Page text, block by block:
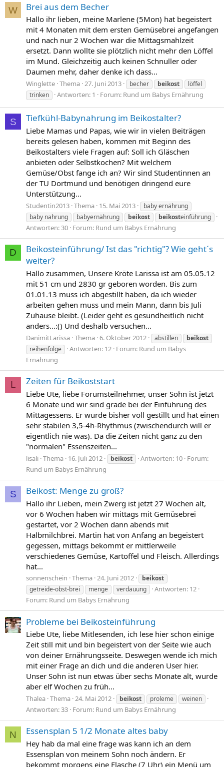
W Brei aus dem Becher
Hallo ihr lieben, meine Marlene (5Mon) hat begeistert
mit 4 Monaten mit dem ersten Gemüsebrei angefangen
und nach nur 2 Wochen war die Mittagsmahlzeit
ersetzt. Dann wollte sie plötzlich nicht mehr den Löffel
im Mund. Gleichzeitig auch keinen Schnuller oder
Daumen mehr, daher denke ich dass...
Winglette Thema 27. Juni 2013 becher beikost
löffel
trinken
Antworten: 1 Forum: Rund um Babys Ernährung
S Tiefkühl-Babynahrung im Beikostalter?
Liebe Mamas und Papas, wie wir in vielen Beiträgen
bereits gelesen haben, kommen mit Beginn des
Beikostalters viele Fragen auf: Soll ich Gläschen
anbieten oder Selbstkochen? Mit welchem
Gemüse/Obst fange ich an? Wir sind Studentinnen an
der TU Dortmund und benötigen dringend eure
Unterstützung...
Studentin2013 Thema 15. Mai 2013
baby ernährung
baby nahrung
babyernährung beikost beikosteinführung
Antworten: 30 Forum: Rund um Babys Ernährung
D
Beikosteinführung/ Ist das "richtig"? Wie geht´s
weiter?
Hallo zusammen, Unsere Kröte Larissa ist am 05.05.12
mit 51 cm und 2830 gr geboren worden. Bis zum
01.01.13 muss ich abgestillt haben, da ich wieder
arbeiten gehen muss und mein Mann, dann bis Juli
Zuhause bleibt. (Leider geht es gesundheitlich nicht
anders...:() Und deshalb versuchen...
DanimitLarissa Thema 6. Oktober 2012 abstillen
beikost
reihenfolge
Antworten: 12 Forum: Rund um Babys
Ernährung
L Zeiten für Beikoststart
Liebe Ute, liebe Forumsteilnehmer, unser Sohn ist jetzt
6 Monate und wir sind grade bei der Einführung des
Mittagessens. Er wurde bisher voll gestillt und hat einen
sehr stabilen 3,5-4h-Rhythmus (zwischendurch will er
eigentlich nie was). Da die Zeiten nicht ganz zu den
"normalen" Essenszeiten...
lisali Thema 16. Juli 2012 beikost Antworten: 10 Forum:
Rund um Babys Ernährung
S Beikost: Menge zu groß?
Hallo ihr Lieben, mein Zwerg ist jetzt 27 Wochen alt,
vor 6 Wochen haben wir mittags mit Gemüsebrei
gestartet, vor 2 Wochen dann abends mit
Halbmilchbrei. Martin hat von Anfang an begeistert
gegessen, mittags bekommt er mittlerweile
verschiedenes Gemüse, Kartoffel und Fleisch. Allerdings
hat...
sonnenschein Thema 24. Juni 2012
beikost
getreide-obst-brei
menge verdauung
Antworten: 12
Forum: Rund um Babys Ernährung
Probleme bei Beikosteinführung
Liebe Ute, liebe Mitlesenden, ich lese hier schon einige
Zeit still mit und bin begeistert von der Seite wie auch
von deiner Ernährungsseite. Deswegen wende ich mich
mit einer Frage an dich und die anderen User hier.
Unser Sohn ist nun etwas über sechs Monate alt, wurde
aber elf Wochen zu früh...
Thalea Thema 24. Mai 2012 beikost proleme weinen
Antworten: 33 Forum: Rund um Babys Ernährung
N Essensplan 5 1/2 Monate altes baby
Hey hab da mal eine frage was kann ich an dem
Essensplan von meinem Sohn noch ändern. Er
bekommt morgens eine Flasche (7 Uhr) ein Menü um